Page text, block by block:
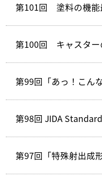
第101回 塗料の機能
第100回 キャスター
第99回「あっ！こん
第98回 JIDA
第97回「特殊射出成